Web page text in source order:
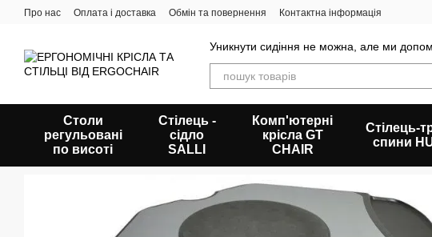
Перейти до основного контенту
Про нас Оплата і доставка Обмін та повернення Контактна інформація
Уникнути сидіння не можна, але ми
Столи
регульовані
по висоті
Стілець -
сідло
SALLI
Комп'ютерні
крісла GT
CHAIR
Стілець-
спини